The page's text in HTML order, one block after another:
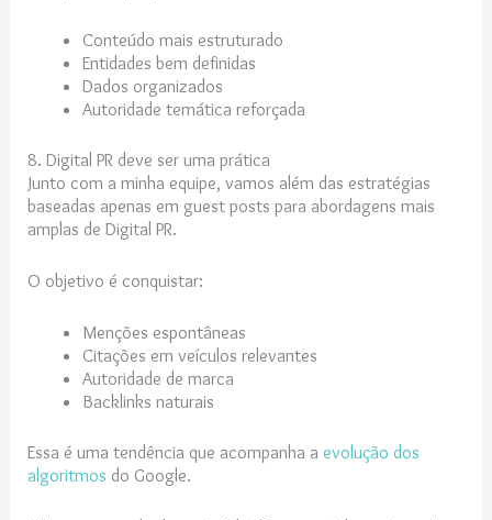
Conteúdo mais estruturado
Entidades bem definidas
Dados organizados
Autoridade temática reforçada
8. Digital PR deve ser uma prática
Junto com a minha equipe, vamos além das estratégias
baseadas apenas em guest posts para abordagens mais
amplas de Digital PR.
O objetivo é conquistar:
Menções espontâneas
Citações em veículos relevantes
Autoridade de marca
Backlinks naturais
Essa é uma tendência que acompanha aevolução dos
algoritmos do Google.